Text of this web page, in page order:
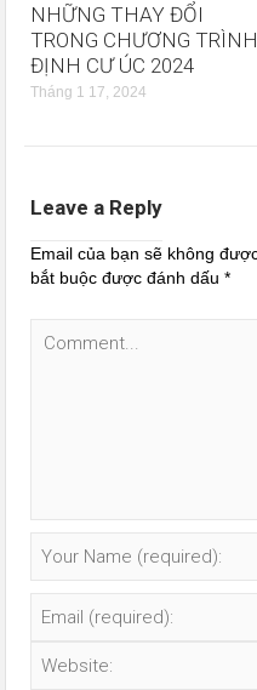
NHỮNG THAY ĐỔI
TRONG CHƯƠNG TRÌNH
ĐỊNH CƯ ÚC 2024
Tháng 1 17, 2024
Leave a Reply
Email của bạn sẽ không
bắt buộc được đánh dấu*